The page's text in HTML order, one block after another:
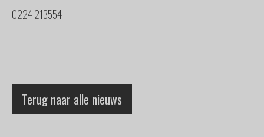
0224 213554
Terug naar alle nieuws